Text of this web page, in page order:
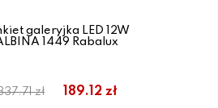
galeryjka LED 12W
1449 Rabalux
zł 189.12 zł